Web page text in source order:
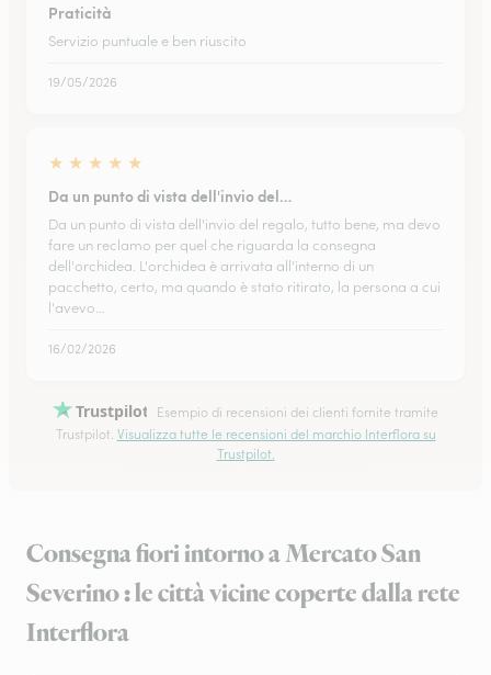
Praticità
Servizio puntuale e ben riuscito
19/05/2026
★ ★ ★ ★ ★
Da un punto di vista dell'invio del…
Da un punto di vista dell'invio del regalo, tutto bene, ma devo
fare un reclamo per quel che riguarda la consegna
dell'orchidea. L'orchidea è arrivata all'interno di un
pacchetto, certo, ma quando è stato ritirato, la persona a cui
l'avevo…
16/02/2026
Trustpilot
Esempio di recensioni dei clienti fornite tramite
Trustpilot. Visualizza tutte le recensioni del marchio Interflora su
Trustpilot.
Consegna fiori intorno a Mercato San
Severino : le città vicine coperte dalla rete
Interflora